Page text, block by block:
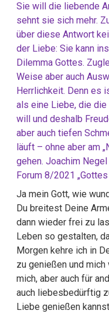
Sie will die liebende
sehnt sie sich mehr.
über diese Antwort
der Liebe: Sie kann
Dilemma Gottes.
Weise aber auch
Herrlichkeit. Denn es
als eine Liebe, die
will und deshalb
aber auch tiefen
läuft – ohne aber am
gehen. Joachim
Forum 8/2021
Ja mein Gott, wie
Du breitest Deine
dann wieder frei zu
Leben so gestalten,
Morgen kehre ich in
zu genießen und
mich, aber auch für
auch liebesbedürftig
Liebe genießen